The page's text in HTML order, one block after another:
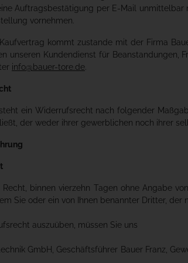
Auftragsbestätigung per E-Mail
vornehmen.
kommt zustande mit der Firma
unseren Kundendienst für
info@bauer-tore.de
ein Widerrufsrecht nach folgender
der weder ihrer gewerblichen noch ihrer
binnen vierzehn Tagen ohne Angabe
Sie oder ein von Ihnen benannter Dritter,
auszuüben, müssen Sie uns
GmbH, Geschäftsführer Bauer Franz,